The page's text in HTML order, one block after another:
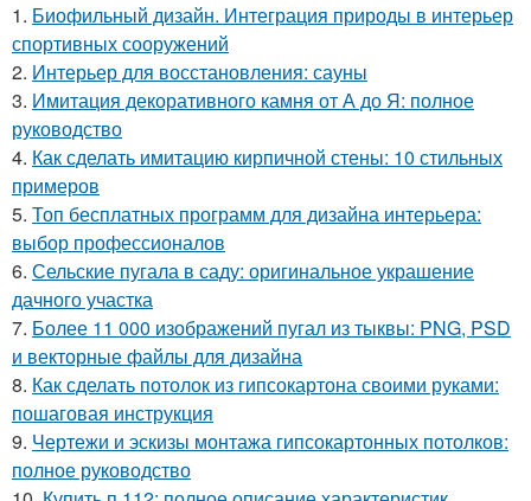
1. Биофильный дизайн. Интеграция природы в интерьер
спортивных сооружений
2. Интерьер для восстановления: сауны
3. Имитация декоративного камня от А до Я: полное
руководство
4. Как сделать имитацию кирпичной стены: 10 стильных
примеров
5. Топ бесплатных программ для дизайна интерьера:
выбор профессионалов
6. Сельские пугала в саду: оригинальное украшение
дачного участка
7. Более 11 000 изображений пугал из тыквы: PNG, PSD
и векторные файлы для дизайна
8. Как сделать потолок из гипсокартона своими руками:
пошаговая инструкция
9. Чертежи и эскизы монтажа гипсокартонных потолков:
полное руководство